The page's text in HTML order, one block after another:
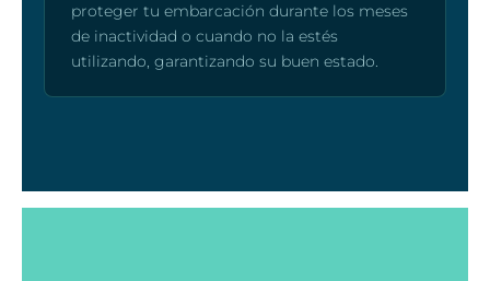
proteger tu embarcación durante los meses
de inactividad o cuando no la estés
utilizando, garantizando su buen estado.